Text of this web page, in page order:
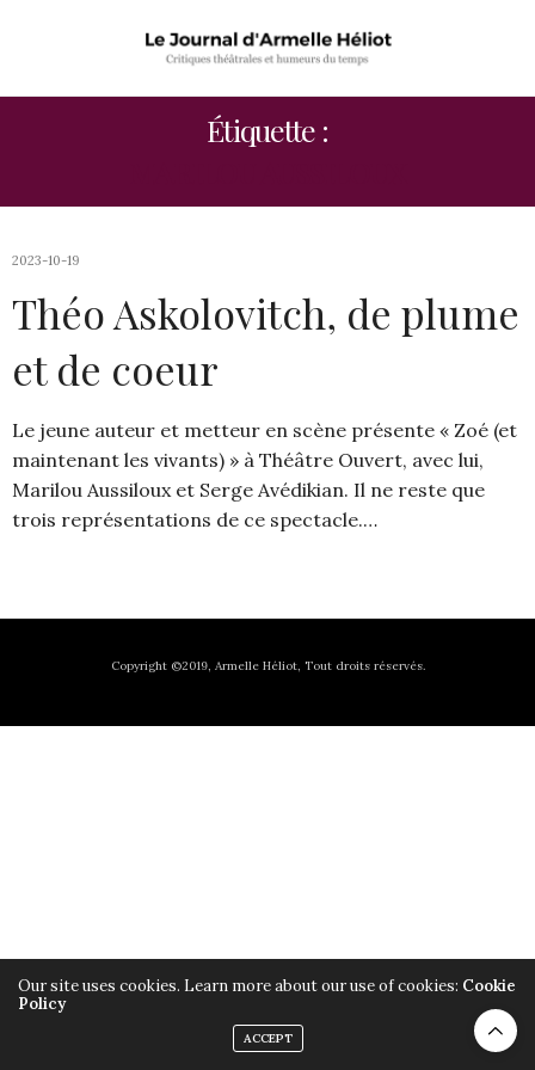
Étiquette :
2023-10-19
Théo Askolovitch, de plume
et de coeur
Le jeune auteur et metteur en scène présente « Zoé (et
maintenant les vivants) » à Théâtre Ouvert, avec lui,
Marilou Aussiloux et Serge Avédikian. Il ne reste que
trois représentations de ce spectacle.…
Copyright ©2019, Armelle Héliot, Tout droits réservés.
Our site uses cookies. Learn more about our use of cookies: Cookie
Policy
ACCEPT